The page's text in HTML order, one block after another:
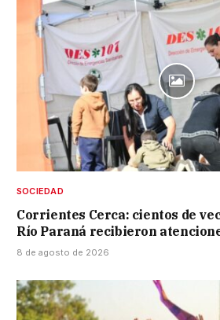
SOCIEDAD
Corrientes Cerca: cientos de
Río Paraná recibieron
8 de agosto de 2026